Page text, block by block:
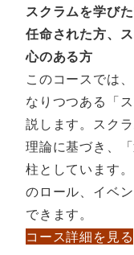
スクラムを学び
任命された方、
心のある方
このコースでは
なりつつある「
説します。スク
理論に基づき、
柱としています
のロール、イベ
できます。
コース詳細を見る